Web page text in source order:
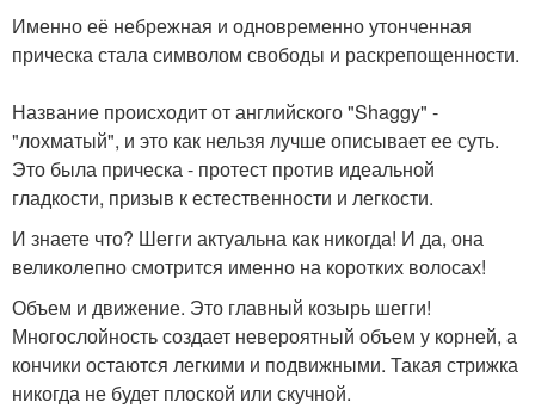
Именно её небрежная и одновременно утонченная
прическа стала символом свободы и раскрепощенности.
Название происходит от английского "Shaggy" -
"лохматый", и это как нельзя лучше описывает ее суть.
Это была прическа - протест против идеальной
гладкости, призыв к естественности и легкости.
И знаете что? Шегги актуальна как никогда! И да, она
великолепно смотрится именно на коротких волосах!
Объем и движение. Это главный козырь шегги!
Многослойность создает невероятный объем у корней, а
кончики остаются легкими и подвижными. Такая стрижка
никогда не будет плоской или скучной.